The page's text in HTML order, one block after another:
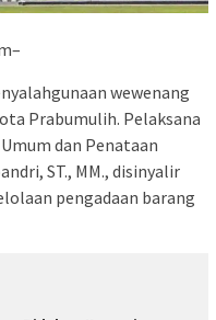
wewenang
Prabumulih. Pelaksana
dan Penataan
ST., MM., disinyalir
pengadaan barang